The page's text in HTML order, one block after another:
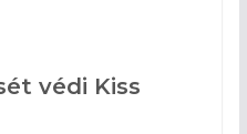
védi Kiss